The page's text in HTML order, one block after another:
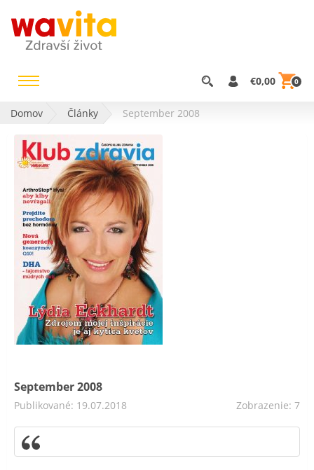
€0,00 0
Domov Články September 2008
September 2008
Publikované: 19.07.2018 Zobrazenie: 7